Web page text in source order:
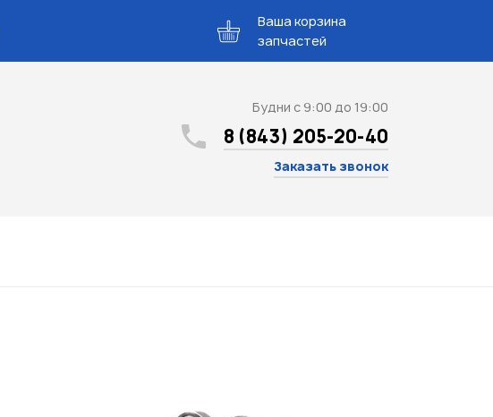
Ваша корзина
запчастей
Будни с 9:00 до 19:00
8 (843) 205-20-40
Заказать звонок